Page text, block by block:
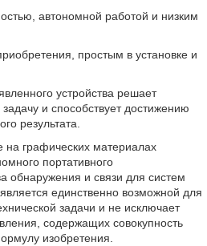
автономной работой и низким
простым в установке и
устройства решает
и способствует достижению
результата.
графических материалах
портативного
обнаружения и связи для систем
единственно возможной для
задачи и не исключает
содержащих совокупность
изобретения.